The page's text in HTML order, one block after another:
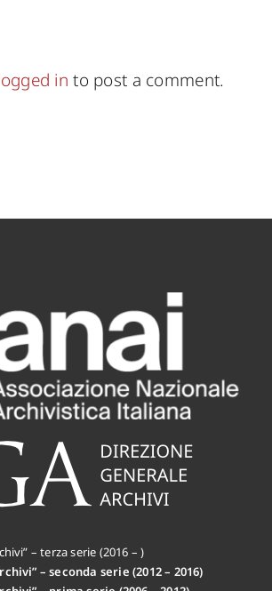
in to post a comment.
– terza serie (2016 – )
– seconda serie (2012 – 2016)